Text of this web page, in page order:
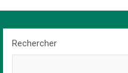
Rechercher